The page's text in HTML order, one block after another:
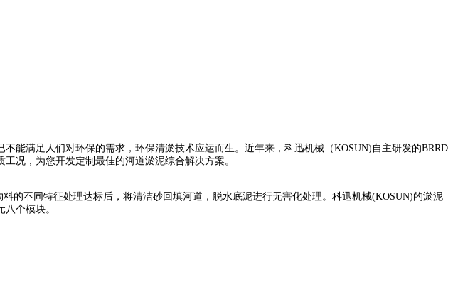
能满足人们对环保的需求，环保清淤技术应运而生。近年来，科迅机械（KOSUN)自主研发的BRRD
况，为您开发定制最佳的河道淤泥综合解决方案。
的不同特征处理达标后，将清洁砂回填河道，脱水底泥进行无害化处理。科迅机械(KOSUN)的淤泥
个模块。